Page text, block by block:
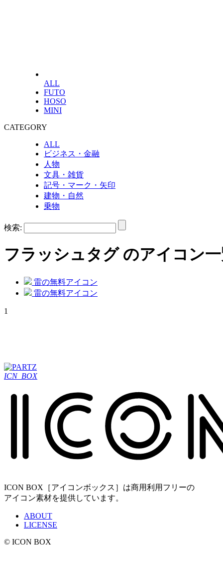
ALL
FUTO
HOSO
MINI
CATEGORY
ALL
ビジネス・金融
人物
文具・雑貨
記号・マーク・矢印
建物・自然
乗物
検索:
フラッシュタグ のアイコン
雷の無料アイコン
雷の無料アイコン
1
ICN_BOX
ICON BOX［アイコンボックス］は商用利用フリーの
アイコン素材を提供しています。
ABOUT
LICENSE
© ICON BOX